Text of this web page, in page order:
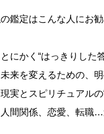
鑑定はこんな人にお
にかく“はっきりした
来を変えるための、
実とスピリチュアル
間関係、恋愛、転職